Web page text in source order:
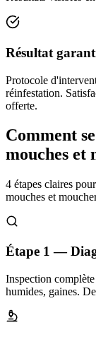
Résultat
Protocole
réinfestation.
offerte.
Comment
mouches et
4 étapes claires
mouches et
Étape 1 —
Inspection
humides, gaines.